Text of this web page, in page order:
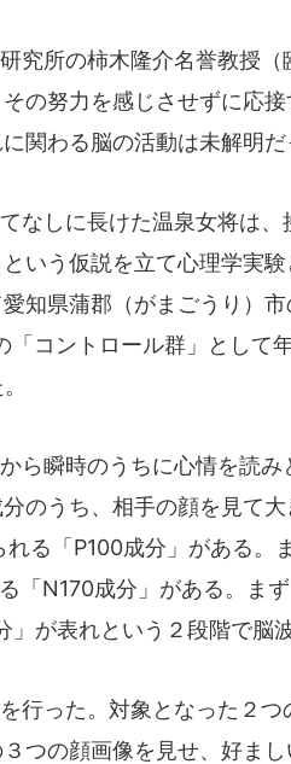
究所の柿木隆介名誉教授（
の努力を感じさせずに応
関わる脳の活動は未解明だ
なしに長けた温泉女将は、
いう仮説を立て心理学実
知県蒲郡（がまごうり）
「コントロール群」として
ら瞬時のうちに心情を読み
のうち、相手の顔を見て
れる「P100成分」がある。
「N170成分」がある。ま
が表れという２段階で脳
行った。対象となった２つ
つの顔画像を見せ、好ま